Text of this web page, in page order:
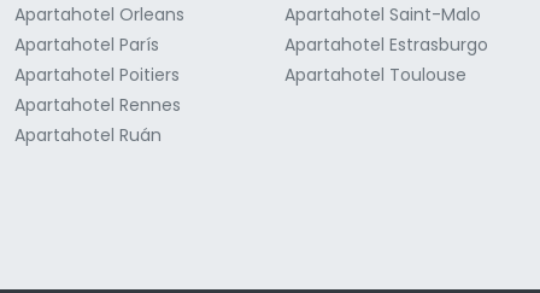
Apartahotel Orleans
Apartahotel París
Apartahotel Poitiers
Apartahotel Rennes
Apartahotel Ruán
Apartahotel Saint-Malo
Apartahotel Estrasburgo
Apartahotel Toulouse